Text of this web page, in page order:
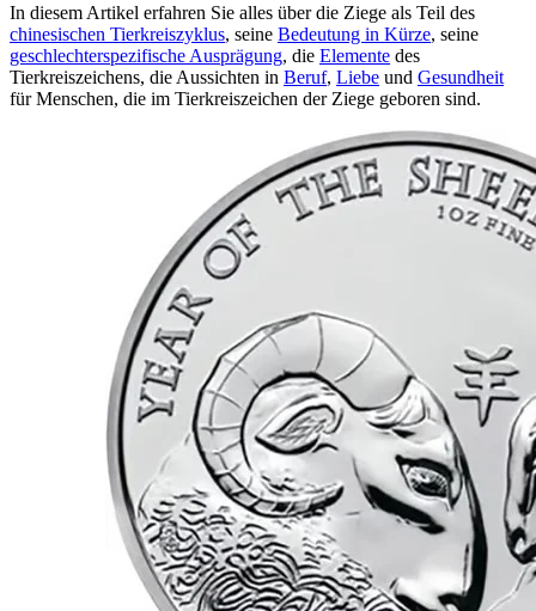
In diesem Artikel erfahren Sie alles über die Ziege als Teil des
chinesischen Tierkreiszyklus, seine Bedeutung in Kürze, seine
geschlechterspezifische Ausprägung, die Elemente des
Tierkreiszeichens, die Aussichten in Beruf, Liebe und Gesundheit
für Menschen, die im Tierkreiszeichen der Ziege geboren sind.